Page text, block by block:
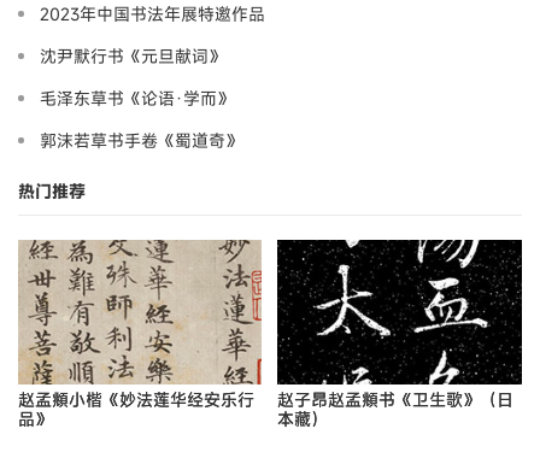
2023年中国书法年展特邀作品
沈尹默行书《元旦献词》
毛泽东草书《论语·学而》
郭沫若草书手卷《蜀道奇》
热门推荐
赵孟頫小楷《妙法莲华经安乐行
品》
赵子昂赵孟頫书《卫生歌》（日
本藏）